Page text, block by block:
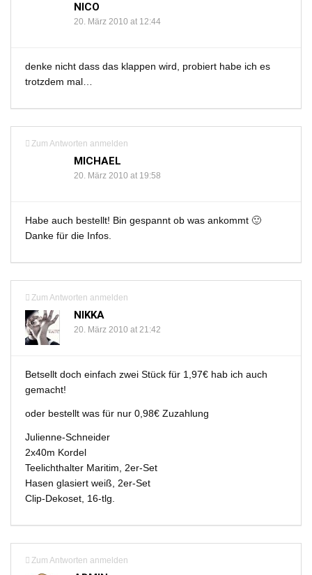
NICO
20. März 2010 at 12:44
denke nicht dass das klappen wird, probiert habe ich es
trotzdem mal…
Zum Antworten anmelden
MICHAEL
20. März 2010 at 19:58
Habe auch bestellt! Bin gespannt ob was ankommt 🙂
Danke für die Infos.
Zum Antworten anmelden
NIKKA
20. März 2010 at 21:42
Betsellt doch einfach zwei Stück für 1,97€ hab ich auch
gemacht!
oder bestellt was für nur 0,98€ Zuzahlung
Julienne-Schneider
2x40m Kordel
Teelichthalter Maritim, 2er-Set
Hasen glasiert weiß, 2er-Set
Clip-Dekoset, 16-tlg.
Zum Antworten anmelden